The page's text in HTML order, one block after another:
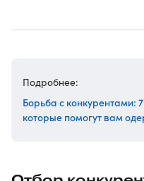
Подробнее:
Борьба с конкурентами:
которые помогут вам